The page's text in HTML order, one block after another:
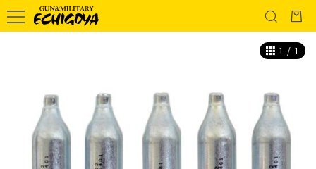
1 / 1